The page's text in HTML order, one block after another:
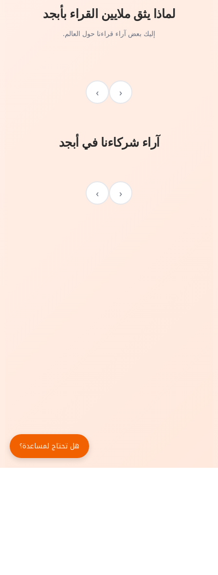
لماذا يثق ملايين القراء بأبجد
إليك بعض آراء قراءنا حول العالم.
‹
›
آراء شركاءنا في أبجد
‹
›
هل تحتاج لمساعدة؟